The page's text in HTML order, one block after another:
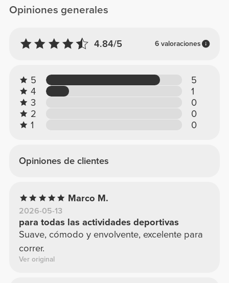
Opiniones generales
4.84/5 6 valoraciones
5
5
4
1
3
0
2
0
1
0
Opiniones de clientes
Marco M.
2026-05-13
para todas las actividades deportivas
Suave, cómodo y envolvente, excelente para
correr.
Ver original